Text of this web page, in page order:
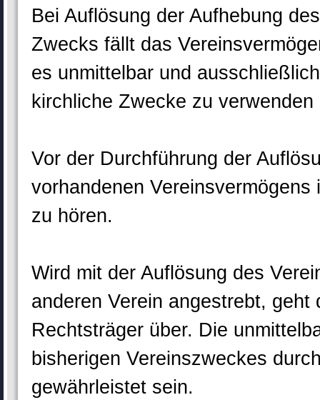
Bei Auflösung der Aufhebung
Zwecks fällt das
es unmittelbar und
kirchliche Zwecke zu verwenden
Vor der Durchführung der
vorhandenen
zu hören.
Wird mit der Auflösung des
anderen Verein angestrebt,
Rechtsträger über. Die
bisherigen Vereinszweckes
gewährleistet sein.